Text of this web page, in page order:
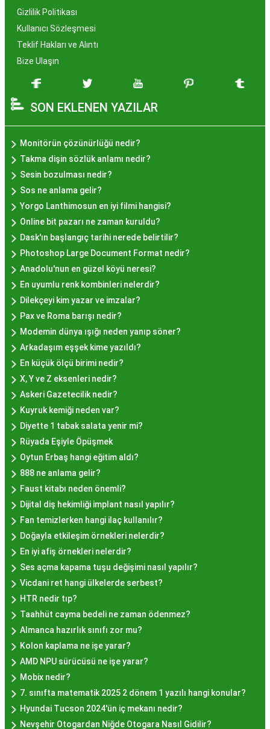
İstanbul, tarih ve kültür mirasıyla öne çıkan bir
şehir olmasıyla birlikte, geleneksel lezzetlerle de
zenginleşmiştir. Hayır lokması, özel günlerde
hazırlanan ve lezzetiyle damaklarda unutulmaz
izler bırakan bir tatlıdır. İstanbul'da popüler
olmasının arkasında bu eşsiz lezzetin herkesi
cezbetmesi ve geleneksel dokunuşlarla
hazırlanması yatmaktadır.
Hayır Lokması İstanbul'da
Nerede Bulunur?
İstanbul genelinde birçok yerel işletme ve
pastane, hayır lokması sunmaktadır. Geleneksel
tatları sevenler için Sultanahmet, Eminönü, ve
Eyüp gibi tarihi semtlerdeki lokantalarda Hayır
Lokması deneyimi daha da özel olabilir. Ayrıca,
Beyoğlu, Kadıköy, ve Beşiktaş gibi modern
semtlerde de bu lezzeti bulabilirsiniz.
Hayır Lokması Fiyatları
İstanbul'da Nasıl?
Hayır lokması fiyatları İstanbul
mekanlara ve sunulan hizmete göre değişiklik
gösterir. Genellikle porsiyon bazında satılan hayır
lokmalarının fiyatları uygun olup, lezzetin
kalitesiyle uyumlu bir deneyim sunar. İstanbul'da
farklı mekanlarda çeşitli fiyat seçeneklerini
değerlendirerek, bütçenize uygun bir hayır lokması
bulabilirsiniz.
Hayır Lokması İstanbul
Deneyiminde Nelere Dikkat
Edilmeli?
İstanbul'da hayır lokması deneyimini daha özel
kılmak için birkaç öneri:
Geleneksel Mekanları Tercih Edin:
semtlerdeki geleneksel pastanelerde hayır
lokması deneyimi daha otantik olabilir.
Yerel Tavsiyelere Kulak Verin:İstanbul'da
yaşayanların önerilerini değerlendirerek en iyi
hayır lokması mekanlarını keşfedin.
Gizlilik Politikası
Kullanıcı Sözleşmesi
Teklif Hakları ve Alıntı
Bize Ulaşın
SON EKLENEN YAZILAR
Monitörün çözünürlüğü nedir?
Takma dişin sözlük anlamı nedir?
Sesin bozulması nedir?
Sos ne anlama gelir?
Yorgo Lanthimosun en iyi filmi hangisi?
Online bit pazarı ne zaman kuruldu?
Dask'ın başlangıç tarihi nerede belirtilir?
Photoshop Large Document Format nedir?
Anadolu'nun en güzel köyü neresi?
En uyumlu renk kombinleri nelerdir?
Dilekçeyi kim yazar ve imzalar?
Pax ve Roma barışı nedir?
Modemin dünya ışığı neden yanıp söner?
Arkadaşım eşşek kime yazıldı?
En küçük ölçü birimi nedir?
X, Y ve Z eksenleri nedir?
Askeri Gazetecilik nedir?
Kuyruk kemiği neden var?
Diyette 1 tabak salata yenir mi?
Rüyada Eşiyle Öpüşmek
Oytun Erbaş hangi eğitim aldı?
888 ne anlama gelir?
Faust kitabı neden önemli?
Dijital diş hekimliği implant nasıl yapılır?
Fan temizlerken hangi ilaç kullanılır?
Doğayla etkileşim örnekleri nelerdir?
En iyi afiş örnekleri nelerdir?
Ses açma kapama tuşu değişimi nasıl yapılır?
Vicdani ret hangi ülkelerde serbest?
HTR nedir tıp?
Taahhüt cayma bedeli ne zaman ödenmez?
Almanca hazırlık sınıfı zor mu?
Kolon kaplama ne işe yarar?
AMD NPU sürücüsü ne işe yarar?
Mobix nedir?
7. sınıfta matematik 2025 2 dönem 1 yazılı hangi konular?
Hyundai Tucson 2024'ün iç mekanı nedir?
Nevşehir Otogardan Niğde Otogara Nasıl Gidilir?